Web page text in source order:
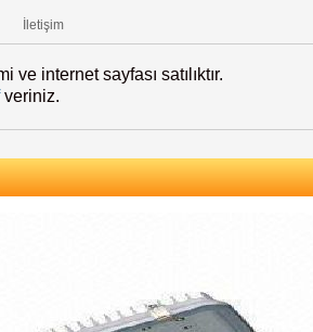
İletişim
ve internet sayfası satılıktır.
veriniz.